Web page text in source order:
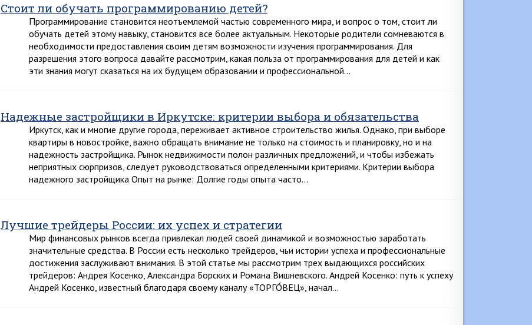
Стоит ли обучать программированию детей?
Программирование становится неотъемлемой частью современного мира, и вопрос о том, стоит ли
обучать детей этому навыку, становится все более актуальным. Некоторые родители сомневаются в
необходимости предоставления своим детям возможности изучения программирования. Для
разрешения этого вопроса давайте рассмотрим, какая польза от программирования для детей и как
эти знания могут сказаться на их будущем образовании и профессиональной…
Надежные застройщики в Иркутске: критерии выбора и обязательства
Иркутск, как и многие другие города, переживает активное строительство жилья. Однако, при выборе
квартиры в новостройке, важно обращать внимание не только на стоимость и планировку, но и на
надежность застройщика. Рынок недвижимости полон различных предложений, и чтобы избежать
неприятных сюрпризов, следует руководствоваться определенными критериями. Критерии выбора
надежного застройщика Опыт на рынке: Долгие годы опыта часто…
Лучшие трейдеры России: их успех и стратегии
Мир финансовых рынков всегда привлекал людей своей динамикой и возможностью заработать
значительные средства. В России есть несколько трейдеров, чьи истории успеха и профессиональные
достижения заслуживают внимания. В этой статье мы рассмотрим трех выдающихся российских
трейдеров: Андрея Косенко, Александра Борских и Романа Вишневского. Андрей Косенко: путь к успеху
Андрей Косенко, известный благодаря своему каналу «ТОРГО́ВЕЦ», начал…